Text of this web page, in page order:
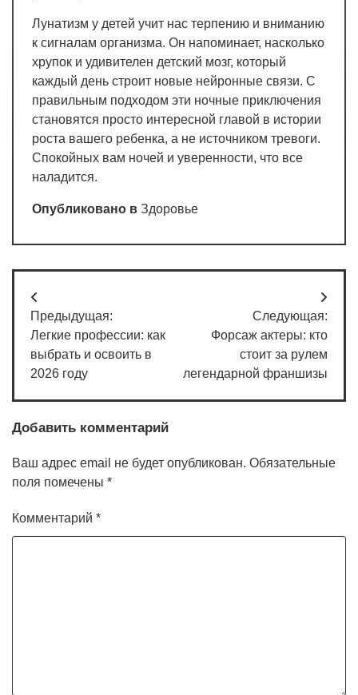
Лунатизм у детей учит нас терпению и вниманию
к сигналам организма. Он напоминает, насколько
хрупок и удивителен детский мозг, который
каждый день строит новые нейронные связи. С
правильным подходом эти ночные приключения
становятся просто интересной главой в истории
роста вашего ребенка, а не источником тревоги.
Спокойных вам ночей и уверенности, что все
наладится.
Опубликовано в Здоровье
Навигация
по
записям
Предыдущая:
Легкие профессии: как
выбрать и освоить в
2026 году
Следующая:
Форсаж актеры: кто
стоит за рулем
легендарной франшизы
Добавить комментарий
Ваш адрес email не будет опубликован. Обязательные
поля помечены *
Комментарий *